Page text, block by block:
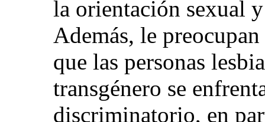
la orientación sexual
Además, le
que las personas
transgénero se
discriminatorio, en